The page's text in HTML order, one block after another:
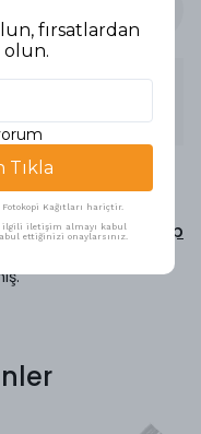
Yorum Yap
fırsatlardan
olun.
Tıkla
Kağıtları hariçtir.
ilgili iletişim almayı kabul
ettiğinizi onaylarsınız.